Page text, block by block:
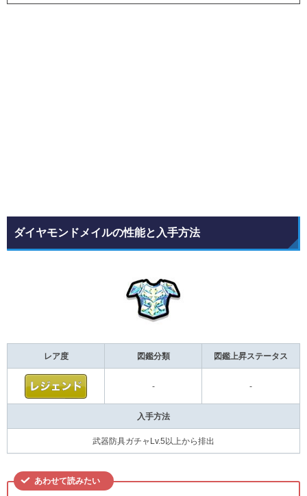
ダイヤモンドメイルの性能と入手方法
レア度 図鑑分類 図鑑上昇ステータス
- -
入手方法
武器防具ガチャLv.5以上から排出
あわせて読みたい